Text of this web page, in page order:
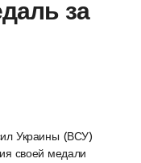
за
своей медали